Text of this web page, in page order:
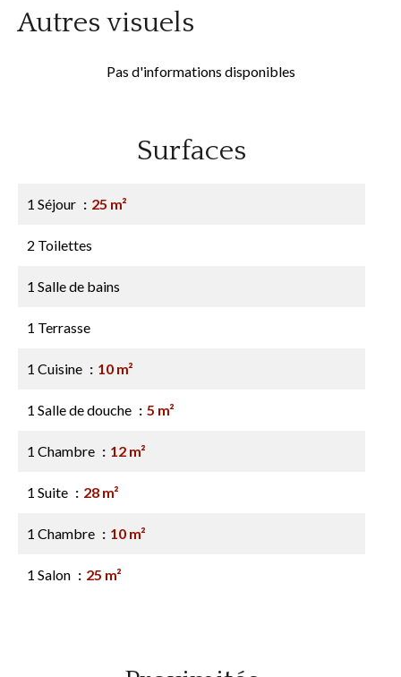
Autres visuels
Pas d'informations disponibles
Surfaces
1 Séjour 25 m²
2 Toilettes
1 Salle de bains
1 Terrasse
1 Cuisine 10 m²
1 Salle de douche 5 m²
1 Chambre 12 m²
1 Suite 28 m²
1 Chambre 10 m²
1 Salon 25 m²